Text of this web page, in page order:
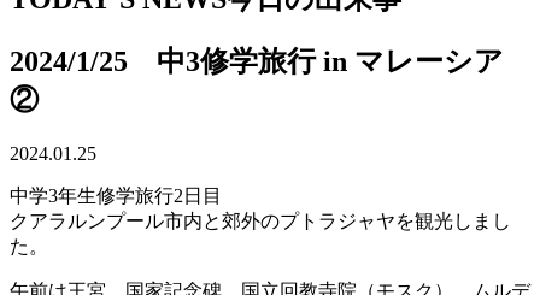
2024/1/25 中3修学旅行 in マレーシア
②
2024.01.25
中学3年生修学旅行2日目
クアラルンプール市内と郊外のプトラジャヤを観光しまし
た。
午前は王宮、国家記念碑、国立回教寺院（モスク）、ムルデ